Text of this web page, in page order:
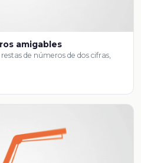
amigables
de números de dos cifras,